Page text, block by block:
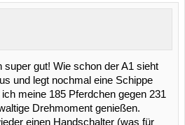
super gut! Wie schon der A1 sieht
und legt nochmal eine Schippe
meine 185 Pferdchen gegen 231
Drehmoment genießen.
einen Handschalter (was für